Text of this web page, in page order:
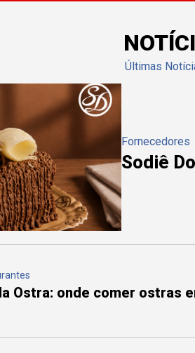
Últimas
Fornecedores
Sodiê
Ostra: onde comer ostras